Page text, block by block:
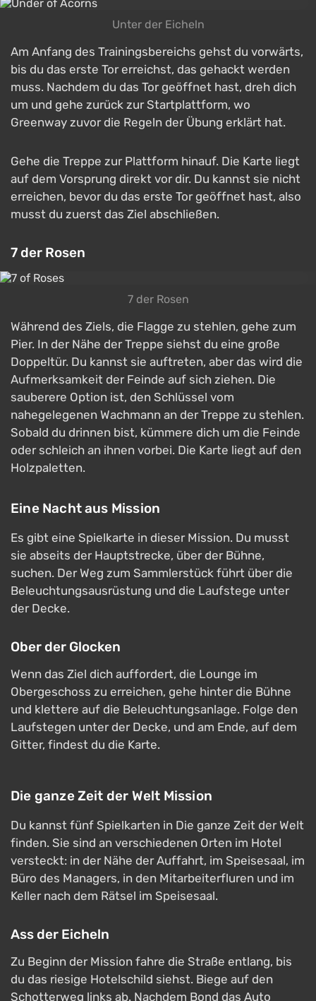
Unter der Eicheln
Am Anfang des Trainingsbereichs gehst du vorwärts,
bis du das erste Tor erreichst, das gehackt werden
muss. Nachdem du das Tor geöffnet hast, dreh dich
um und gehe zurück zur Startplattform, wo
Greenway zuvor die Regeln der Übung erklärt hat.
Gehe die Treppe zur Plattform hinauf. Die Karte liegt
auf dem Vorsprung direkt vor dir. Du kannst sie nicht
erreichen, bevor du das erste Tor geöffnet hast, also
musst du zuerst das Ziel abschließen.
7 der Rosen
7 der Rosen
Während des Ziels, die Flagge zu stehlen, gehe zum
Pier. In der Nähe der Treppe siehst du eine große
Doppeltür. Du kannst sie auftreten, aber das wird die
Aufmerksamkeit der Feinde auf sich ziehen. Die
sauberere Option ist, den Schlüssel vom
nahegelegenen Wachmann an der Treppe zu stehlen.
Sobald du drinnen bist, kümmere dich um die Feinde
oder schleich an ihnen vorbei. Die Karte liegt auf den
Holzpaletten.
Eine Nacht aus Mission
Es gibt eine Spielkarte in dieser Mission. Du musst
sie abseits der Hauptstrecke, über der Bühne,
suchen. Der Weg zum Sammlerstück führt über die
Beleuchtungsausrüstung und die Laufstege unter
der Decke.
Ober der Glocken
Wenn das Ziel dich auffordert, die Lounge im
Obergeschoss zu erreichen, gehe hinter die Bühne
und klettere auf die Beleuchtungsanlage. Folge den
Laufstegen unter der Decke, und am Ende, auf dem
Gitter, findest du die Karte.
Die ganze Zeit der Welt Mission
Du kannst fünf Spielkarten in Die ganze Zeit der Welt
finden. Sie sind an verschiedenen Orten im Hotel
versteckt: in der Nähe der Auffahrt, im Speisesaal, im
Büro des Managers, in den Mitarbeiterfluren und im
Keller nach dem Rätsel im Speisesaal.
Ass der Eicheln
Zu Beginn der Mission fahre die Straße entlang, bis
du das riesige Hotelschild siehst. Biege auf den
Schotterweg links ab. Nachdem Bond das Auto